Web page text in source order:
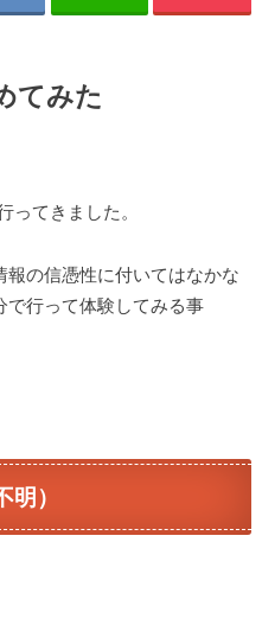
てみた
ってきました。
の信憑性に付いてはなかな
で行って体験してみる事
）